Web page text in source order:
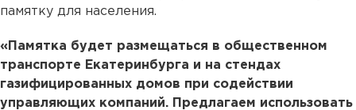
памятку для населения.
«Памятка будет размещаться в общественном
транспорте Екатеринбурга и на стендах
газифицированных домов при содействии
управляющих компаний. Предлагаем использовать